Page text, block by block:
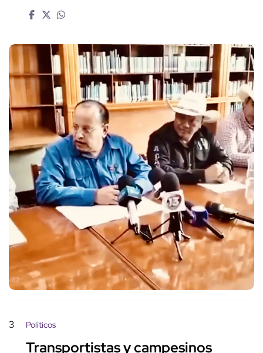
3 Políticos
Transportistas y campesinos